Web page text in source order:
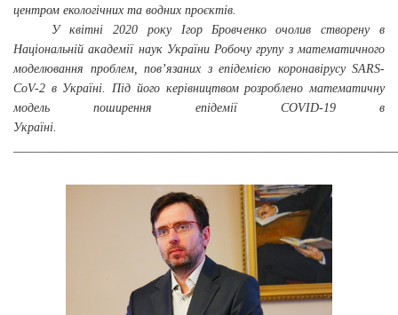
центром екологічних та водних проєктів.
У квітні 2020 року Ігор Бровченко очолив створену в
Національній академії наук України Робочу групу з математичного
моделювання проблем, пов’язаних з епідемією коронавірусу SARS-
CoV-2 в Україні. Під його керівництвом розроблено математичну
модель поширення епідемії COVID-19 в
Україні.